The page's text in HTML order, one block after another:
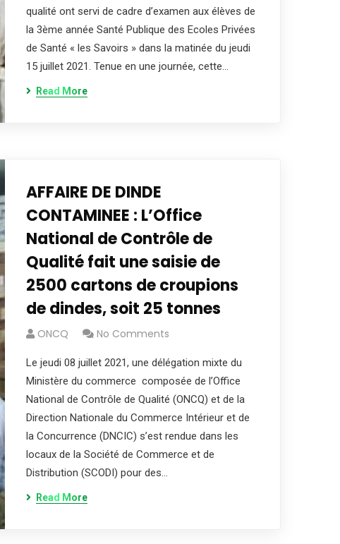
qualité ont servi de cadre d’examen aux élèves de
la 3ème année Santé Publique des Ecoles Privées
de Santé « les Savoirs » dans la matinée du jeudi
15 juillet 2021. Tenue en une journée, cette…
Read More
AFFAIRE DE DINDE
CONTAMINEE : L’Office
National de Contrôle de
Qualité fait une saisie de
2500 cartons de croupions
de dindes, soit 25 tonnes
ONCQ No Comments
Le jeudi 08 juillet 2021, une délégation mixte du
Ministère du commerce composée de l’Office
National de Contrôle de Qualité (ONCQ) et de la
Direction Nationale du Commerce Intérieur et de
la Concurrence (DNCIC) s’est rendue dans les
locaux de la Société de Commerce et de
Distribution (SCODI) pour des…
Read More